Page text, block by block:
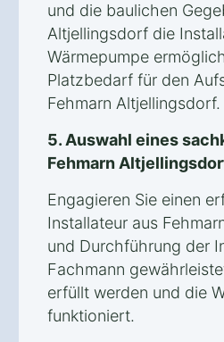
und die baulichen
Altjellingsdorf die
Wärmepumpe
Platzbedarf für den
Fehmarn Altjellingsdorf.
5. Auswahl eines
Fehmarn
Engagieren Sie einen
Installateur aus
und Durchführung der
Fachmann
erfüllt werden und die
funktioniert.